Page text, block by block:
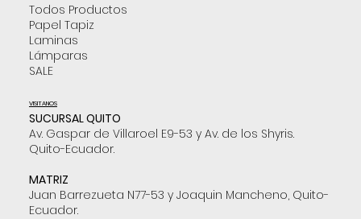
Todos Productos
Papel Tapiz
Laminas
Lámparas
SALE
VISITANOS
SUCURSAL QUITO
Av. Gaspar de Villaroel E9-53 y Av. de los Shyris.
Quito-Ecuador.
MATRIZ
Juan Barrezueta N77-53 y Joaquin Mancheno, Quito-
Ecuador.